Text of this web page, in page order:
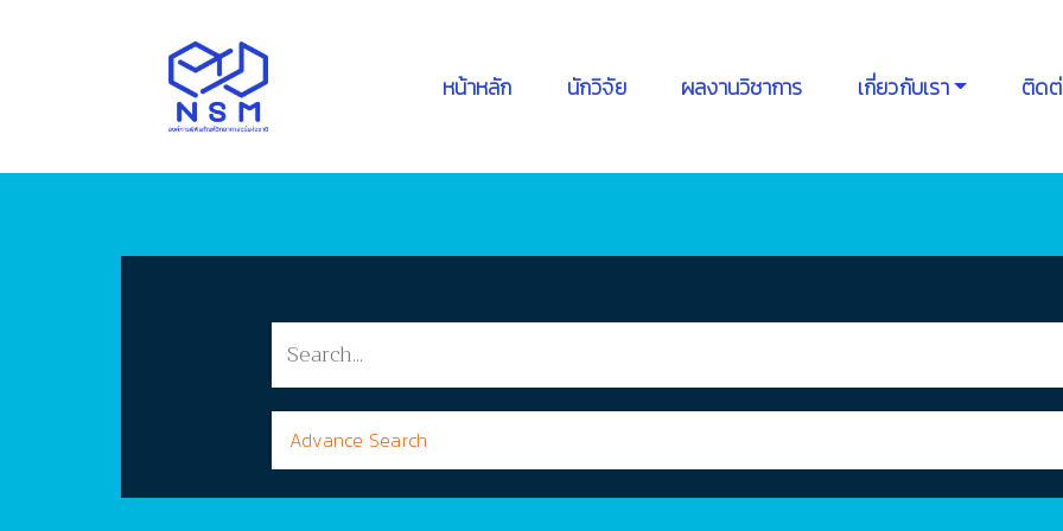
หน้าหลัก นักวิจัย ผลงานวิชาการ เกี่ยวกับเรา ติดต่
Advance Search